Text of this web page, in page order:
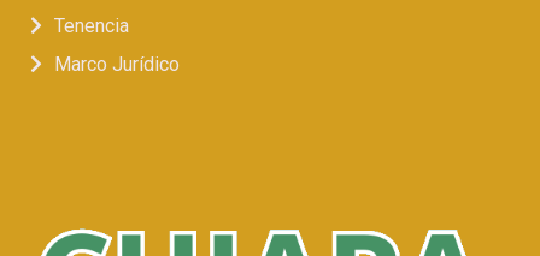
Tenencia
Marco Jurídico